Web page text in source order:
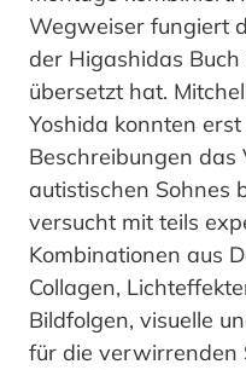
Wegweiser fungiert
der Higashidas
übersetzt hat.
Yoshida konnten
Beschreibungen
autistischen Sohnes
versucht mit teils
Kombinationen aus
Collagen,
Bildfolgen, visuelle
für die verwirrenden